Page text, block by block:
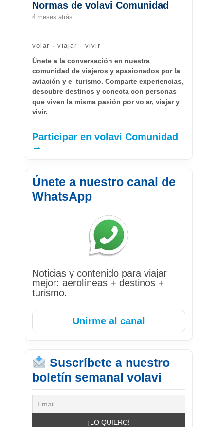
Normas de volavi Comunidad
4 meses atrás
volar · viajar · vivir
Únete a la conversación en nuestra
comunidad de viajeros y apasionados por la
aviación y el turismo. Comparte experiencias,
descubre destinos y conecta con personas
que viven la misma pasión por volar, viajar y
vivir.
Participar en volavi Comunidad
→
Únete a nuestro canal de
WhatsApp
Noticias y contenido para viajar
mejor: aerolíneas + destinos +
turismo.
Unirme al canal
Suscríbete a nuestro
boletín semanal volavi